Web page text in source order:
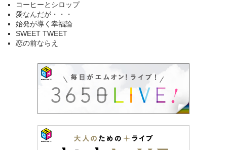
コーヒーとシロップ
愛なんだが・・・
始発が導く幸福論
SWEET TWEET
恋の前ならえ